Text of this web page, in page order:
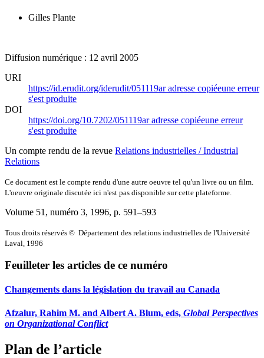
Gilles Plante
Diffusion numérique : 12 avril 2005
URI
https://id.erudit.org/iderudit/051119aradresse copiéeune erreur
s'est produite
DOI
https://doi.org/10.7202/051119aradresse copiéeune erreur
s'est produite
Un compte rendu de la revue Relations industrielles / Industrial
Relations
Ce document est le compte rendu d'une autre oeuvre tel qu'un livre ou un film.
L'oeuvre originale discutée ici n'est pas disponible sur cette plateforme.
Volume 51, numéro 3, 1996, p. 591–593
Tous droits réservés © Département des relations industrielles de l'Université
Laval, 1996
Feuilleter les articles de ce numéro
Changements dans la législation du travail au Canada
Afzalur, Rahim M. and Albert A. Blum, eds, Global Perspectives
on Organizational Conflict
Plan de l’article